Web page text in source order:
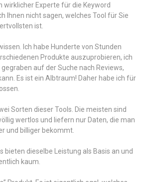
wirklicher Experte für die Keyword
Ihnen nicht sagen, welches Tool für Sie
ist.
Ich habe Hunderte von Stunden
Produkte auszuprobieren, ich
auf der Suche nach Reviews,
Es ist ein Albtraum! Daher habe ich für
Sorten dieser Tools. Die meisten sind
wertlos und liefern nur Daten, die man
und billiger bekommt.
bieten dieselbe Leistung als Basis an und
kaum.